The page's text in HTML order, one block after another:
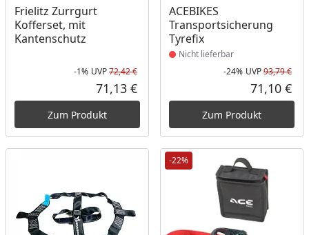
Frielitz Zurrgurt
Kofferset, mit
Kantenschutz
Rabatt in Prozent
-1%
Ursprünglicher Preis
UVP72,42 €
Aktueller Preis
71,13 €
Zum Produkt
ACEBIKES
Transportsicherung
Tyrefix
Produkt nicht lieferbar
Nicht lieferbar
-24% UVP93,79 €
71,10 €
Zum Produkt
-22%